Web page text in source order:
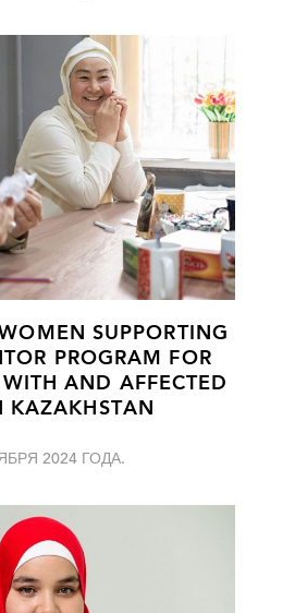
SUPPORTING
PROGRAM FOR
AND AFFECTED
KAZAKHSTAN
2024 ГОДА.